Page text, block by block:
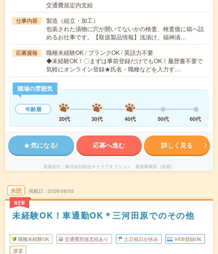
交通費規定内支給
仕事内容
製造（組立・加工）
包装された漬物に穴が開いてないかの検査、検査後に箱へ詰
めるお仕事です。【取扱製品情報】浅漬け、福神漬…
応募資格
職種未経験OK / ブランクOK / 英語力不要
◆未経験OK！〇まずは事前登録だけでもOK！履歴書不要で
気軽にオンライン登録★氏名・職種などを入力す…
職場の雰囲気
年齢層
20代
30代 40代 50代 60代
気になる! 応募へ進む 詳しく見る
派遣会社 株式会社綜合キャリアオプション 製造事業部（全国）
未読
NEW
掲載日 2026/08/05
未経験OK！車通勤OK＊三河田原でのその他
職種未経験OK 交通費別途支給あり 土日祝日が休み WEB登録OK
派遣